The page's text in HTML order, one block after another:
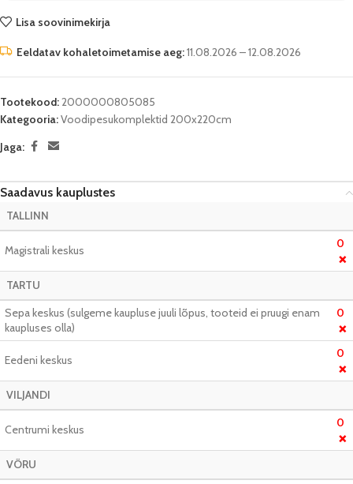
Lisa soovinimekirja
Eeldatav kohaletoimetamise aeg:11.08.2026 – 12.08.2026
Tootekood:2000000805085
Kategooria:Voodipesukomplektid 200x220cm
Jaga:
Saadavus kauplustes
TALLINN
Magistrali keskus 0
❌
TARTU
Sepa keskus (sulgeme kaupluse juuli lõpus, tooteid ei pruugi enam
kaupluses olla)
0
❌
Eedeni keskus 0
❌
VILJANDI
Centrumi keskus 0
❌
VÕRU